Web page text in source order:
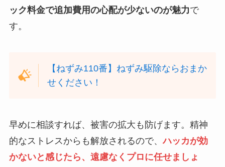
ック料金で追加費用の心配が少ないのが魅力で
す。
【ねずみ110番】ねずみ駆除ならおまか
せください！
早めに相談すれば、被害の拡大も防げます。精神
的なストレスからも解放されるので、ハッカが効
かないと感じたら、遠慮なくプロに任せましょ